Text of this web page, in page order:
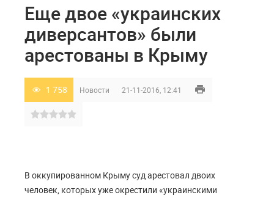
Еще двое «украинских
диверсантов» были
арестованы в Крыму
1 758 Новости 21-11-2016, 12:41
В оккупированном Крыму суд арестовал двоих
человек, которых уже окрестили «украинскими